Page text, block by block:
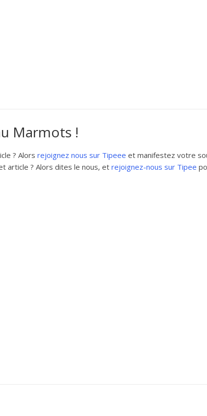
Marmots !
? Alors rejoignez nous sur Tipeee et manifestez votre
article ? Alors dites le nous, et rejoignez-nous sur Tipee